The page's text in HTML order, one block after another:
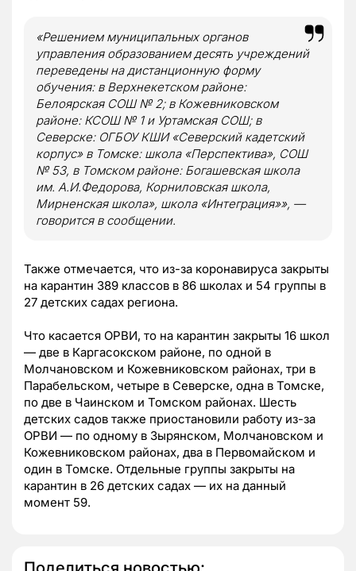
«Решением муниципальных органов
управления образованием десять учреждений
переведены на дистанционную форму
обучения: в Верхнекетском районе:
Белоярская СОШ № 2; в Кожевниковском
районе: КСОШ № 1 и Уртамская СОШ; в
Северске: ОГБОУ КШИ «Северский кадетский
корпус» в Томске: школа «Перспектива», СОШ
№ 53, в Томском районе: Богашевская школа
им. А.И.Федорова, Корниловская школа,
Мирненская школа», школа «Интеграция»», —
говорится в сообщении.
Также отмечается, что из-за коронавируса закрыты
на карантин 389 классов в 86 школах и 54 группы в
27 детских садах региона.
Что касается ОРВИ, то на карантин закрыты 16 школ
— две в Каргасокском районе, по одной в
Молчановском и Кожевниковском районах, три в
Парабельском, четыре в Северске, одна в Томске,
по две в Чаинском и Томском районах. Шесть
детских садов также приостановили работу из-за
ОРВИ — по одному в Зырянском, Молчановском и
Кожевниковском районах, два в Первомайском и
один в Томске. Отдельные группы закрыты на
карантин в 26 детских садах — их на данный
момент 59.